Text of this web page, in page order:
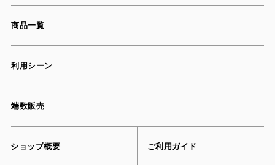
商品一覧
利用シーン
端数販売
ショップ概要 ご利用ガイド